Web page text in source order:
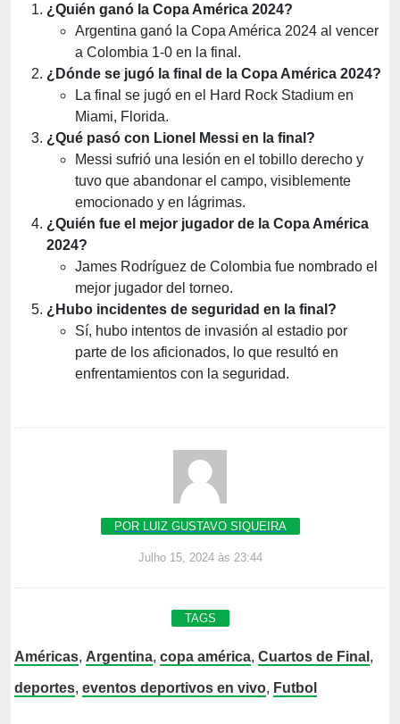
¿Quién ganó la Copa América 2024?
Argentina ganó la Copa América 2024 al vencer
a Colombia 1-0 en la final.
¿Dónde se jugó la final de la Copa América 2024?
La final se jugó en el Hard Rock Stadium en
Miami, Florida.
¿Qué pasó con Lionel Messi en la final?
Messi sufrió una lesión en el tobillo derecho y
tuvo que abandonar el campo, visiblemente
emocionado y en lágrimas.
¿Quién fue el mejor jugador de la Copa América
2024?
James Rodríguez de Colombia fue nombrado el
mejor jugador del torneo.
¿Hubo incidentes de seguridad en la final?
Sí, hubo intentos de invasión al estadio por
parte de los aficionados, lo que resultó en
enfrentamientos con la seguridad.
POR LUIZ GUSTAVO SIQUEIRA
Julho 15, 2024 às 23:44
TAGS
Américas, Argentina, copa américa, Cuartos de Final ,
deportes, eventos deportivos en vivo, Futbol